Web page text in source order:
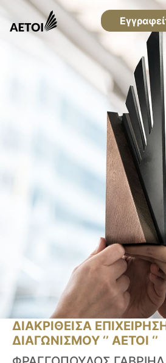
ΔΙΑΚΡΙΘΕΙΣΑ
ΔΙΑΓΩΝΙΣΜΟΥ ‘’ ΑΕΤΟΙ ‘’